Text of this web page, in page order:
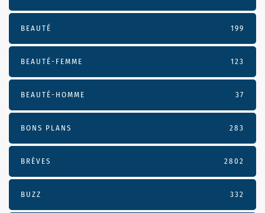
BEAUTÉ 199
BEAUTÉ-FEMME 123
BEAUTÉ-HOMME 37
BONS PLANS 283
BRÈVES 2802
BUZZ 332